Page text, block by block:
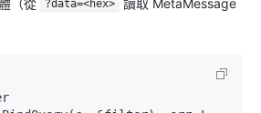
?data=<hex>